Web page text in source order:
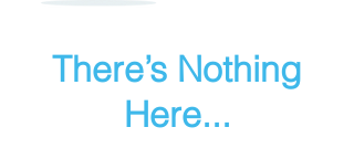
There’s Nothing
Here...